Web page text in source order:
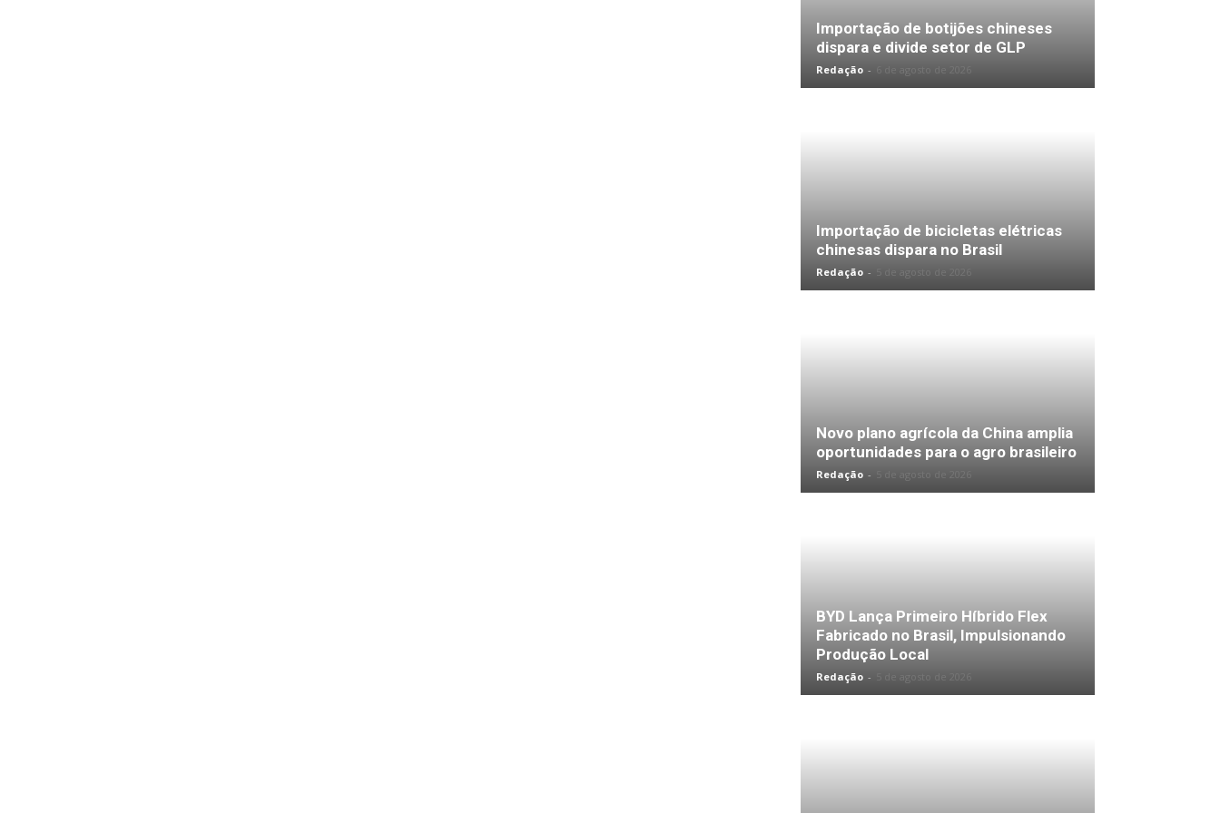
Importação de botijões chineses
dispara e divide setor de GLP
Redação -
Importação de bicicletas elétricas
chinesas dispara no Brasil
Redação -
Novo plano agrícola da China amplia
oportunidades para o agro brasileiro
Redação -
BYD Lança Primeiro Híbrido Flex
Fabricado no Brasil, Impulsionando
Produção Local
Redação -